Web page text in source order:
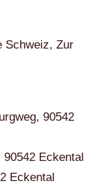
Schweiz, Zur
90542
Eckental
Eckental